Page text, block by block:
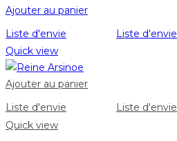
Ajouter au panier
Liste d'envie
Liste d'envie
Quick view
Ajouter au panier
Liste d'envie
Liste d'envie
Quick view